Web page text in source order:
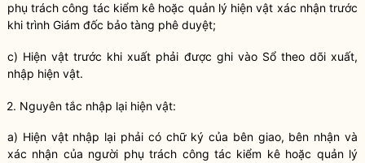
phụ tráchcông tác kiểm kê hoặc quản lý hiện vật xác nhận trước
khi trình Giám đốc bảo tàng phê duyệt;
c) Hiện vật trước khi xuất phải được ghi vào Sổ theo dõi xuất,
nhập hiện vật.
2. Nguyên tắc nhập lại hiện vật:
a) Hiện vật nhập lại phải có chữ ký của bên giao, bên nhận và
xác nhận của người phụ trách công tác kiểm kê hoặc quản lý